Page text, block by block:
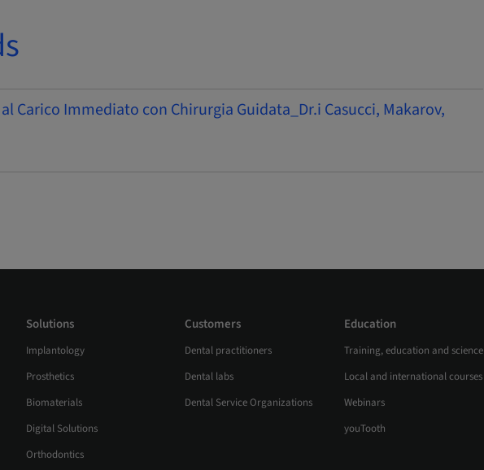
Carico Immediato con Chirurgia Guidata_Dr.i Casucci, Makarov,
Solutions
Implantology
Prosthetics
Biomaterials
Digital Solutions
Orthodontics
Customers
Dental practitioners
Dental labs
Dental Service Organizations
Education
Training, education and science
Local and international courses
Webinars
youTooth